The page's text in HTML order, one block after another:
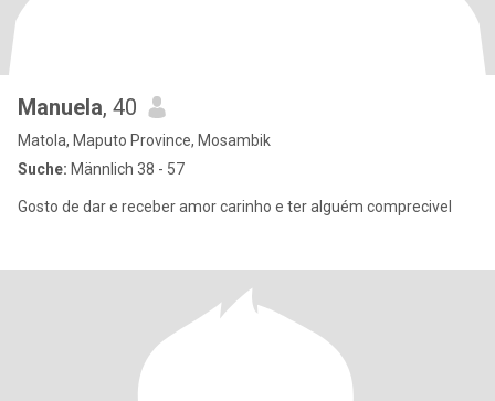
Manuela, 40
Matola, Maputo Province, Mosambik
Suche: Männlich 38 - 57
Gosto de dar e receber amor carinho e ter alguém comprecivel